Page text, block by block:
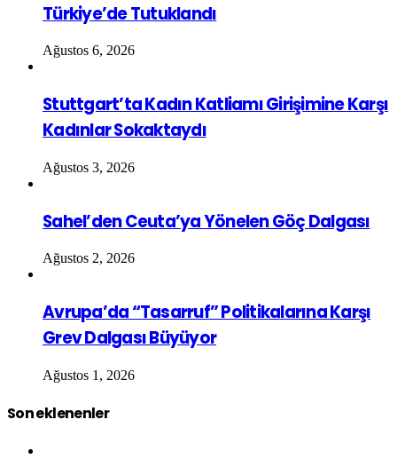
Türkiye’de Tutuklandı
Ağustos 6, 2026
Stuttgart’ta Kadın Katliamı Girişimine Karşı
Kadınlar Sokaktaydı
Ağustos 3, 2026
Sahel’den Ceuta’ya Yönelen Göç Dalgası
Ağustos 2, 2026
Avrupa’da “Tasarruf” Politikalarına Karşı
Grev Dalgası Büyüyor
Ağustos 1, 2026
Son eklenenler